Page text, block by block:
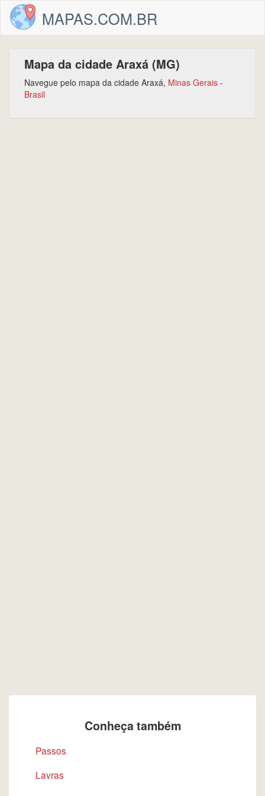
MAPAS.COM.BR
Mapa da cidade Araxá (MG)
Navegue pelo mapa da cidade Araxá, Minas Gerais -
Brasil
Conheça também
Passos
Lavras